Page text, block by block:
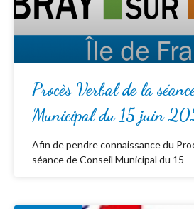
Procès Verbal de la
Municipal du 15 juin
Afin de pendre connaissance du
séance de Conseil Municipal du 15